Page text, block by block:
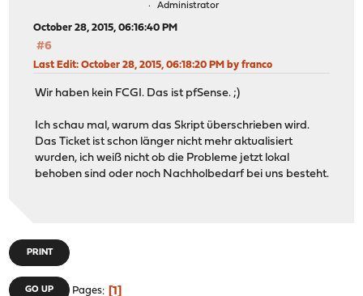
Administrator
October 28, 2015, 06:16:40 PM
#6
Last Edit: October 28, 2015, 06:18:20 PM by franco
Wir haben kein FCGI. Das ist pfSense. ;)
Ich schau mal, warum das Skript überschrieben wird.
Das Ticket ist schon länger nicht mehr aktualisiert
wurden, ich weiß nicht ob die Probleme jetzt lokal
behoben sind oder noch Nachholbedarf bei uns besteht.
PRINT
GO UP Pages 1